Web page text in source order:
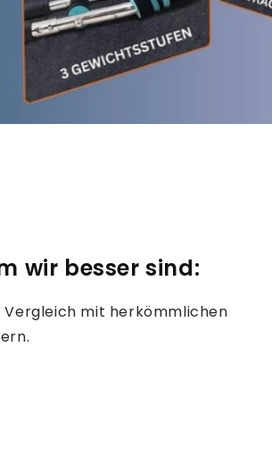
wir besser sind:
Vergleich mit herkömmlichen